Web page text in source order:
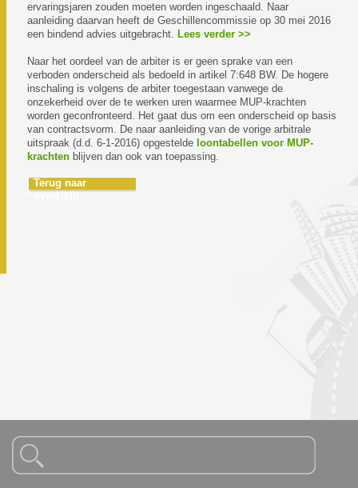
ervaringsjaren zouden moeten worden ingeschaald. Naar
aanleiding daarvan heeft de Geschillencommissie op 30 mei 2016
een bindend advies uitgebracht. Lees verder >>
Naar het oordeel van de arbiter is er geen sprake van een
verboden onderscheid als bedoeld in artikel 7:648 BW. De hogere
inschaling is volgens de arbiter toegestaan vanwege de
onzekerheid over de te werken uren waarmee MUP-krachten
worden geconfronteerd. Het gaat dus om een onderscheid op basis
van contractsvorm. De naar aanleiding van de vorige arbitrale
uitspraak (d.d. 6-1-2016) opgestelde loontabellen voor MUP-
krachten blijven dan ook van toepassing.
Terug naar
overzicht